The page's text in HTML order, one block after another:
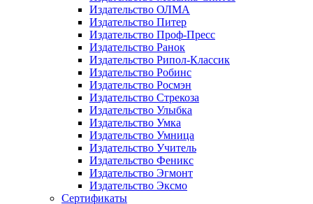
Издательство ОЛМА
Издательство Питер
Издательство Проф-Пресс
Издательство Ранок
Издательство Рипол-Классик
Издательство Робинс
Издательство Росмэн
Издательство Стрекоза
Издательство Улыбка
Издательство Умка
Издательство Умница
Издательство Учитель
Издательство Феникс
Издательство Эгмонт
Издательство Эксмо
Сертификаты